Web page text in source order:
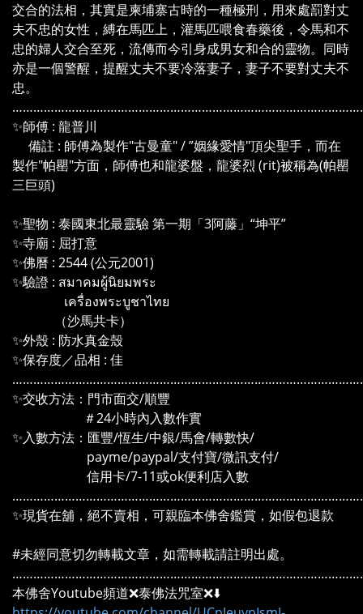
交合的法相，其實是柬埔寨古時的一種極刑，用來處罰對丈
夫不忠的女性，縛在馬匹上，灌馬匹喂食春藥後，令馬和不
忠的婦人交合至死，流傳而今引身成男女和合的靈物。同時
亦是一個警醒，提醒丈夫不要冷落妻子，妻子不要對丈夫不
忠。
✨師傅 : 龍普川
備註 : 師傅為製作"古曼童" / ”姻緣愛情"頂尖聖手，而在
製作"帕罌"方面，師傅也和龍婆盤，龍婆烈 (rit)被稱為(帕罌
三巨頭)
✨聖物 : 泰國東北最靈驗 第一期「3阿藤」“坤平”
✨寺廟 : 屈打意
✨佛曆 : 2544 (公元2001)
✨驗證 : สมาคมผู้นิยมพระ
เครื่องพระบูชาไทย
（沙馬共卡）
✨外殼 : 防水真金殼
✨保存度／品相 : 佳
✨交收方法：門市面交/順豐
＃24小時內入數作實
✨入數方法：匯豐/恆生/中銀/馬會/轉數快/
payme/paypal/支付寶/微訊支付/
信用卡/7-11或ok便利店入數
✨現貨在舖，絕不賣相，可親臨本佛舍鑑賞，如假包退款
#未經同意切勿轉載文章，如需轉載請註明出處。
本佛舍Youtube頻道❌泰佛法咒室❌⬇️